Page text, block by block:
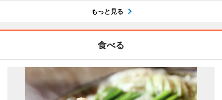
もっと見る
食べる